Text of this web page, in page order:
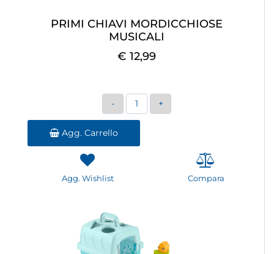
PRIMI CHIAVI MORDICCHIOSE
MUSICALI
€ 12,99
Quantità
Agg. Carrello
Agg. Wishlist Compara